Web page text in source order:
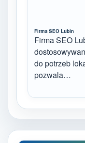
Firma SEO Lubin
Firma SEO
do potrzeb
pozwala…